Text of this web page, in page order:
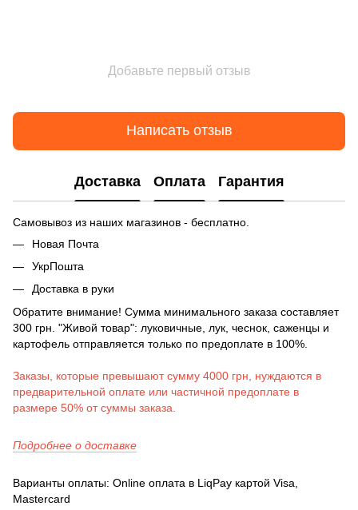
Добавьте первый отзыв
Написать отзыв
Доставка Оплата Гарантия
Самовывоз из наших магазинов - бесплатно.
Новая Почта
УкрПошта
Доставка в руки
Обратите внимание! Сумма минимального заказа составляет
300 грн. "Живой товар": луковичные, лук, чеснок, саженцы и
картофель отправляется только по предоплате в 100%.
Заказы, которые превышают сумму 4000 грн, нуждаются в
предварительной оплате или частичной предоплате в
размере 50% от суммы заказа.
Подробнее о доставке
Варианты оплаты: Online оплата в LiqPay картой Visa,
Mastercard